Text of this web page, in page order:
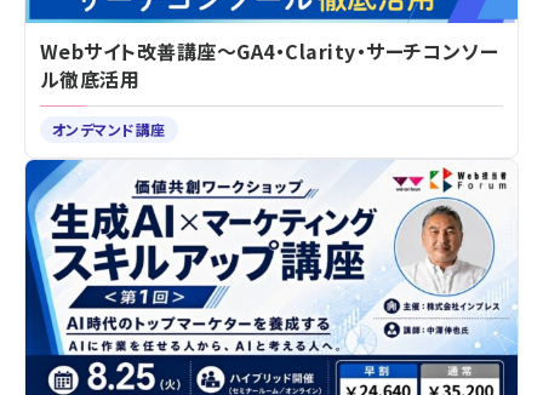
Webサイト改善講座～GA4・Clarity・サーチコンソー
ル徹底活用
オンデマンド講座